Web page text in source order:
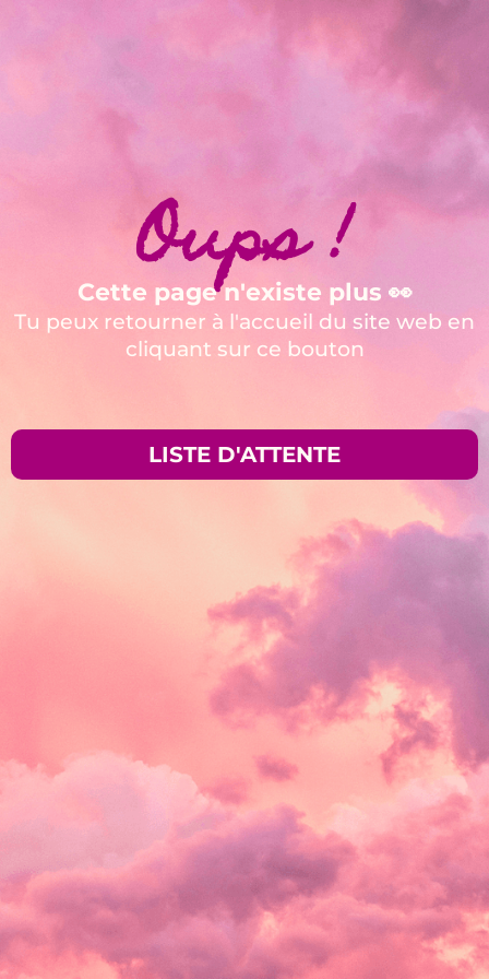
Oups !
Cette page n'existe plus 👀
Tu peux retourner à l'accueil du site web en
cliquant sur ce bouton
LISTE D'ATTENTE